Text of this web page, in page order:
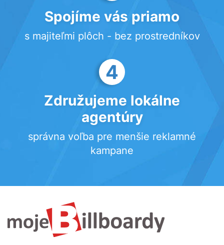
Spojíme vás priamo
s majiteľmi plôch - bez prostredníkov
4
Združujeme lokálne
agentúry
správna voľba pre menšie reklamné
kampane